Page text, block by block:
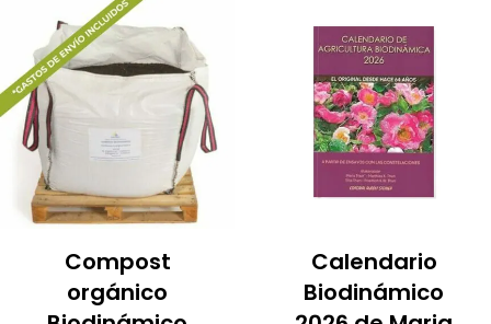
Compost
orgánico
Calendario
Biodinámico